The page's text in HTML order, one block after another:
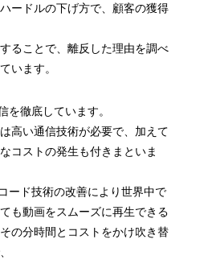
ードルの下げ方で、顧客の獲得
ることで、離反した理由を調べ
います。
を徹底しています。
高い通信技術が必要で、加えて
コストの発生も付きまといま
ード技術の改善により世界中で
も動画をスムーズに再生できる
の分時間とコストをかけ吹き替